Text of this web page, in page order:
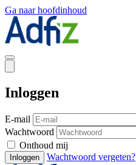
Ga naar hoofdinhoud
Inloggen
E-mail
Wachtwoord
Onthoud mij
Inloggen Wachtwoord vergeten?